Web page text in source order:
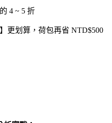
4 ~ 5 折
更划算，荷包再省 NTD$500